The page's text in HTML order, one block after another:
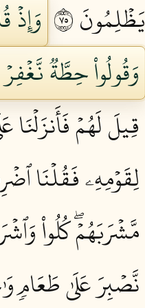
يَظۡلِمُونَ ٥٧
وَإِذۡ
وَقُولُواْ حِطَّةٞ
قِيلَ لَهُمۡ فَأَنزَلۡنَا
لِقَوۡمِهِۦ فَقُلۡنَا
مَّشۡرَبَهُمۡۖ كُلُواْ
نَّصۡبِرَ عَلَىٰ طَعَامٖ